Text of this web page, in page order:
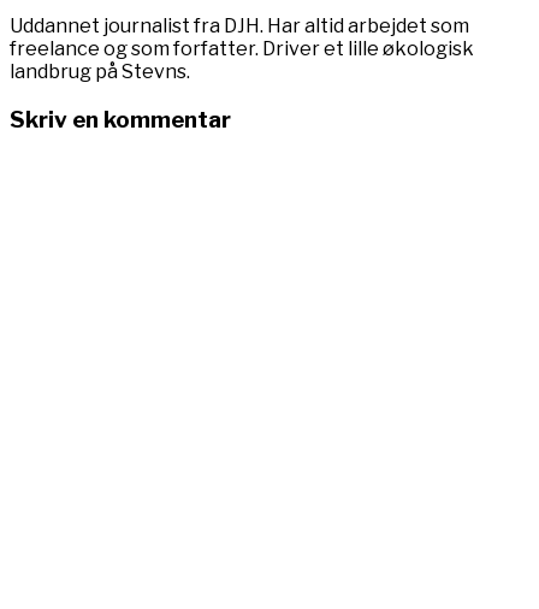
Uddannet journalist fra DJH. Har altid arbejdet som
freelance og som forfatter. Driver et lille økologisk
landbrug på Stevns.
Skriv en kommentar